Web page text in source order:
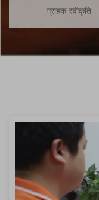
ग्राहक स्वीकृति